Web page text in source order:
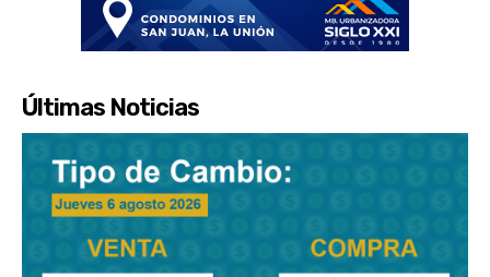
Últimas Noticias